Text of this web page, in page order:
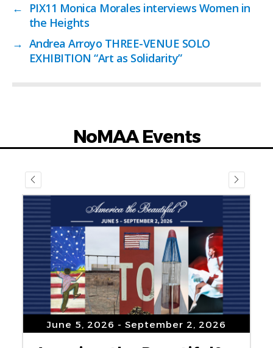
←
PIX11 Monica Morales interviews Women in
the Heights
→ Andrea Arroyo THREE-VENUE SOLO
EXHIBITION “Art as Solidarity”
NoMAA Events
June 5, 2026 - September 2, 2026